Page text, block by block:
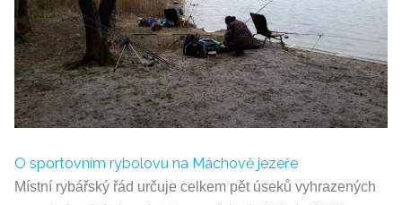
O sportovním rybolovu na Máchově jezeře
Místní rybářský řád určuje celkem pět úseků vyhrazených